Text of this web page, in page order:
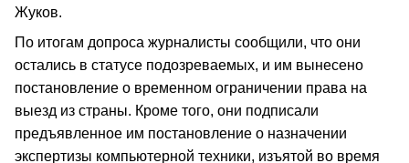
Жуков.
По итогам допроса журналисты сообщили, что они
остались в статусе подозреваемых, и им вынесено
постановление о временном ограничении права на
выезд из страны. Кроме того, они подписали
предъявленное им постановление о назначении
экспертизы компьютерной техники, изъятой во время